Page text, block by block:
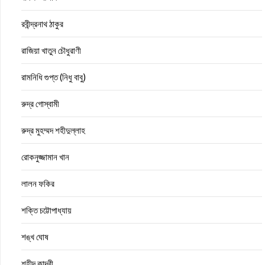
রবীন্দ্রনাথ ঠাকুর
রাজিয়া খাতুন চৌধুরাণী
রামনিধি গুপ্ত (নিধু বাবু)
রুদ্র গোস্বামী
রুদ্র মুহম্মদ শহীদুল্লাহ
রোকনুজ্জামান খান
লালন ফকির
শক্তি চট্টোপাধ্যায়
শঙ্খ ঘোষ